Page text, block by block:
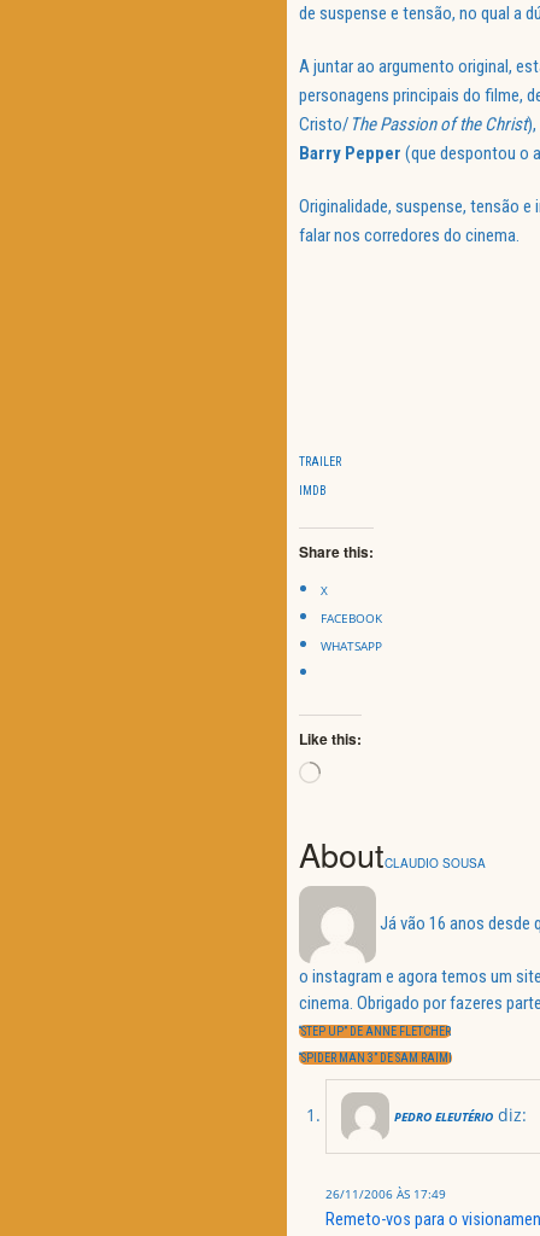
de suspense e tensão, no qual a
A juntar ao argumento original,
personagens principais do filme,
Cristo/ The Passion of the Christ),
Barry Pepper (que despontou o
Originalidade, suspense, tensão
falar nos corredores do cinema.
TRAILER
IMDB
Share this:
X
FACEBOOK
WHATSAPP
Like this:
Loading…
AboutCLAUDIO SOUSA
Já vão 16 anos desde
o instagram e agora temos um
cinema. Obrigado por fazeres
Navegação
de
artigos
PREVIOUS
“STEP UP” DE ANNE FLETCHER
NEXT
“SPIDER MAN 3” DE SAM RAIMI
PEDRO ELEUTÉRIO diz:
26/11/2006 ÀS 17:49
Remeto-vos para o